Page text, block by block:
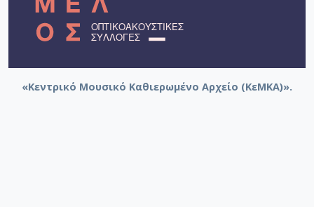
«Κεντρικό Μουσικό Καθιερωμένο Αρχείο (ΚεΜΚΑ)».